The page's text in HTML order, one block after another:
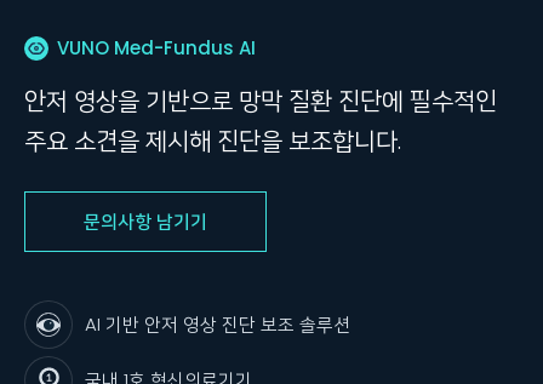
VUNO Med-Fundus AI
안저 영상을 기반으로 망막 질환 진단에 필수적인
주요 소견을 제시해 진단을 보조합니다.
문의사항 남기기
AI 기반 안저 영상 진단 보조 솔루션